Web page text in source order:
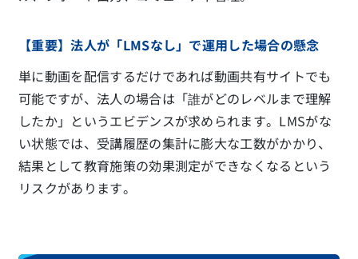
【重要】法人が「LMSなし」で運用した場合の懸念
単に動画を配信するだけであれば動画共有サイトでも
可能ですが、法人の場合は「誰がどのレベルまで理解
したか」というエビデンスが求められます。LMSがな
い状態では、受講履歴の集計に膨大な工数がかかり、
結果として教育施策の効果測定ができなくなるという
リスクがあります。